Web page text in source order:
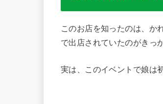
このお店を知ったのは、か
で出店されていたのがきっ
実は、このイベントで娘は